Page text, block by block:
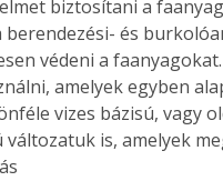
biztosítani a
berendezési- és
védeni a
amelyek egyben
vizes bázisú, vagy
változatuk is, amelyek